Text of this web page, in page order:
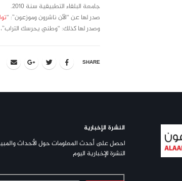
جامعة البلقاء التطبيقية سنة 2010.
صدر لها عن “الآن ناشرون وموزعون”: “
وصدر لها كذلك: “وطني يحرسك التراب”، نثر 2005، و”قوت الحمام”،
SHARE
النشرة الإخبارية
احصل على أحدث المعلومات حول الأحداث
النشرة الإخبارية اليوم